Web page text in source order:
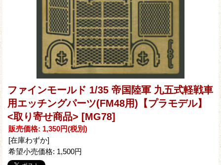
ファインモールド 1/35 帝国陸軍 九五式軽戦車
用エッチングパーツ(FM48用)【プラモデル】
<取り寄せ商品> [MG78]
販売価格: 1,350円(税別)
[在庫わずか]
希望小売価格: 1,500円